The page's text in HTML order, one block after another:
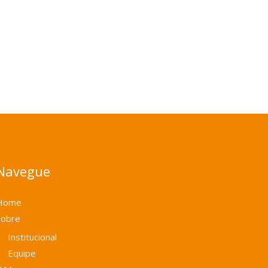
Institucional
Equipe